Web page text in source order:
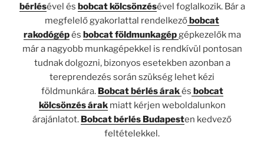
bérlésével és bobcat kölcsönzésével foglalkozik. Bár a
megfelelő gyakorlattal rendelkezőbobcat
rakodógépés bobcat földmunkagépgépkezelők ma
már a nagyobb munkagépekkel is rendkívül pontosan
tudnak dolgozni, bizonyos esetekben azonban a
tereprendezés során szükség lehet kézi
földmunkára. Bobcat bérlés árakés bobcat
kölcsönzés árakmiatt kérjen weboldalunkon
árajánlatot. Bobcat bérlés Budapesten kedvező
feltételekkel.